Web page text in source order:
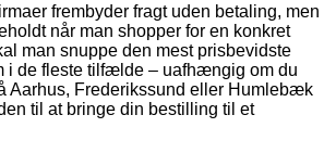
frembyder fragt uden betaling, men
når man shopper for en konkret
man snuppe den mest prisbevidste
i de fleste tilfælde – uafhængig om du
Aarhus, Frederikssund eller Humlebæk
til at bringe din bestilling til et